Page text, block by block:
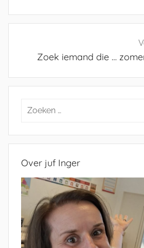
Zoek iemand die …
Zoeken
Over juf Inger